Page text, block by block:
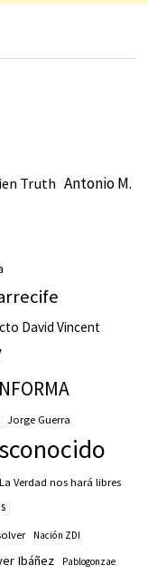
Truth Antonio M.
David Vincent
Jorge Guerra
La Verdad nos hará libres
Nación ZDI
Ibáñez Pablogonzae